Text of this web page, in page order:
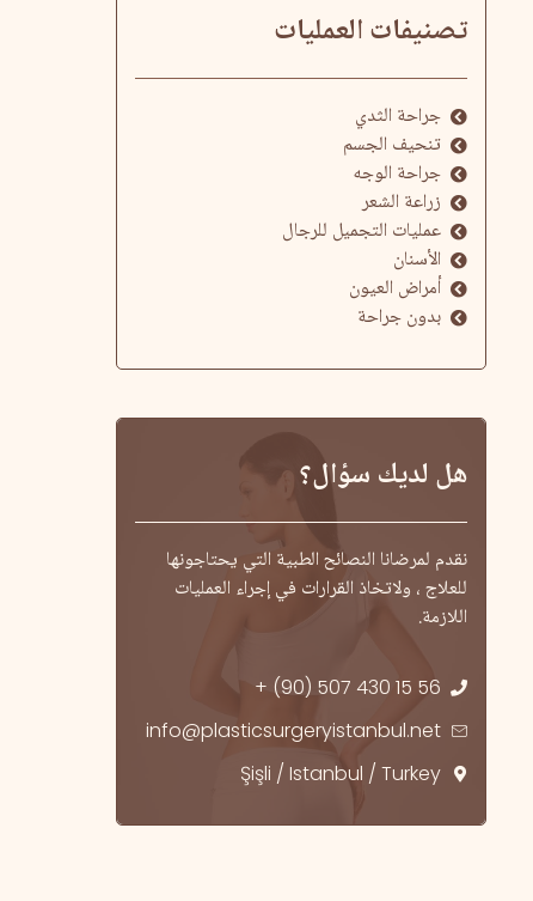
تصنيفات العمليات
جراحة الثدي
تنحيف الجسم
جراحة الوجه
زراعة الشعر
عمليات التجميل للرجال
الأسنان
أمراض العيون
بدون جراحة
هل لديك سؤال؟
نقدم لمرضانا النصائح الطبية التي يحتاجونها
للعلاج ، ولاتخاذ القرارات في إجراء العمليات
اللازمة.
+ (90) 507 430 15 56
info@plasticsurgeryistanbul.net
Şişli / Istanbul / Turkey